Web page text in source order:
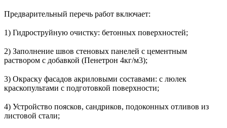
Предварительный перечь работ включает:
1) Гидроструйную очистку: бетонных поверхностей;
2) Заполнение швов стеновых панелей с цементным
раствором с добавкой (Пенетрон 4кг/м3);
3) Окраску фасадов акриловыми составами: с люлек
краскопультами с подготовкой поверхности;
4) Устройство поясков, сандриков, подоконных отливов из
листовой стали;